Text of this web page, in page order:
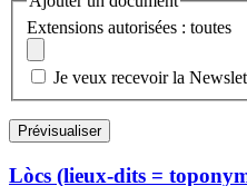
Extensions autorisées : toutes
Je veux recevoir la
Lòcs (lieux-dits =